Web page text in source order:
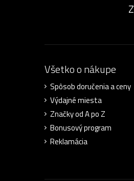
Všetko o nákupe
Spôsob doručenia a ceny
Výdajné miesta
Značky od A po Z
Bonusový program
Reklamácia